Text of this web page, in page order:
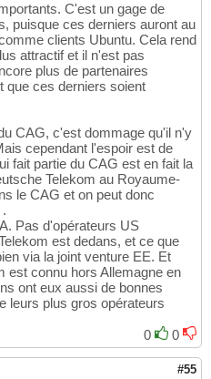
C'est un gage de
puisque ces derniers auront au
clients Ubuntu. Cela rend
attractif et il n'est pas
plus de partenaires
que ces derniers soient
CAG, c'est dommage qu'il n'y
cependant l'espoir est de
fait partie du CAG est en fait la
Telekom au Royaume-
le CAG et on peut donc
Pas d'opérateurs US
est dedans, et ce que
via la joint venture EE. Et
est connu hors Allemagne en
ont eux aussi de bonnes
leurs plus gros opérateurs
0
0
#55